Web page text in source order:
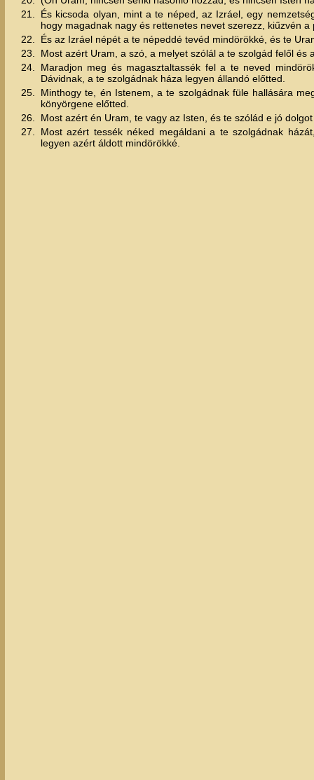
21.
És kicsoda olyan, mint a te néped, az Izráel, egy
hogy magadnak nagy és rettenetes nevet szerezz, kiűzvén
22.
És az Izráel népét a te népeddé tevéd mindörökké, és te
23.
Most azért Uram, a szó, a melyet szólál a te szolgád felől
24.
Maradjon meg és magasztaltassék fel a te neved
Dávidnak, a te szolgádnak háza legyen állandó előtted.
25.
Minthogy te, én Istenem, a te szolgádnak füle hallására
könyörgene előtted.
26.
Most azért én Uram, te vagy az Isten, és te szólád e jó
27.
Most azért tessék néked megáldani a te szolgádnak
legyen azért áldott mindörökké.